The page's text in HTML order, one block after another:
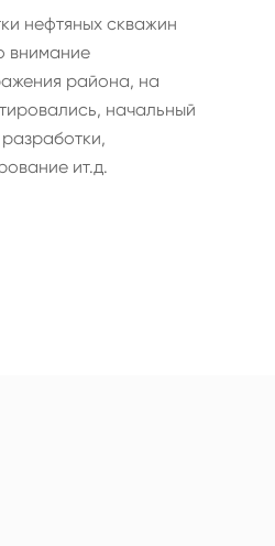
нефтяных скважин
внимание
района, на
начальный
ит.д.